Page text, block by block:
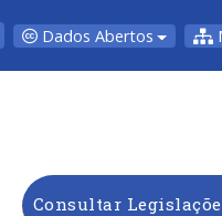
Dados Abertos
Consultar